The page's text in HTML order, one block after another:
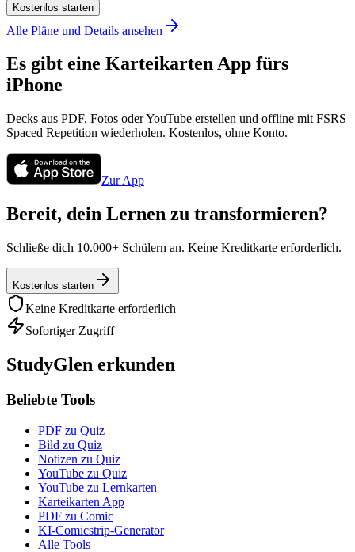
Kostenlos starten
Alle Pläne und Details ansehen
Es gibt eine Karteikarten App fürs
iPhone
Decks aus PDF, Fotos oder YouTube erstellen und offline mit FSRS
Spaced Repetition wiederholen. Kostenlos, ohne Konto.
Zur App
Bereit, dein Lernen zu transformieren?
Schließe dich 10.000+ Schülern an. Keine Kreditkarte erforderlich.
Kostenlos starten
Keine Kreditkarte erforderlich
Sofortiger Zugriff
StudyGlen erkunden
Beliebte Tools
PDF zu Quiz
Bild zu Quiz
Notizen zu Quiz
YouTube zu Quiz
YouTube zu Lernkarten
Karteikarten App
PDF zu Comic
KI-Comicstrip-Generator
Alle Tools